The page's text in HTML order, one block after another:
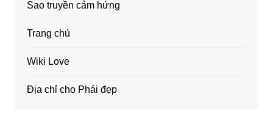
Sao truyền cảm hứng
Trang chủ
Wiki Love
Địa chỉ cho Phái đẹp